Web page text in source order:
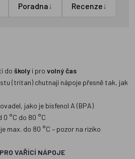
Poradna↓ Recenze↓
do školy i pro volný čas
(tritan) chutnají nápoje přesně tak, jak
jako je bisfenol A (BPA)
°C do 80 °C
max. do 80 °C – pozor na riziko
VAŘÍCÍ NÁPOJE